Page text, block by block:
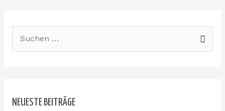
eNEUESTE BEITRÄGE